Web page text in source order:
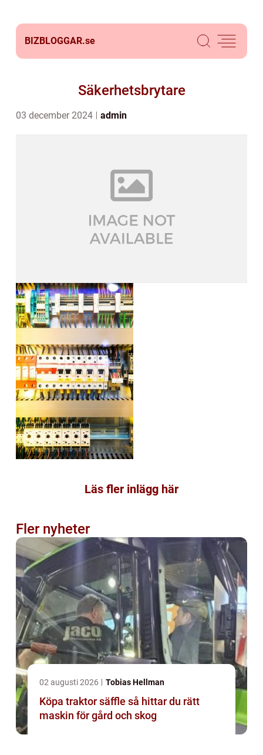
BIZBLOGGAR.se
Säkerhetsbrytare
03 december 2024 admin
Läs fler inlägg här
Fler nyheter
02 augusti 2026 Tobias Hellman
Köpa traktor säffle så hittar du rätt
maskin för gård och skog